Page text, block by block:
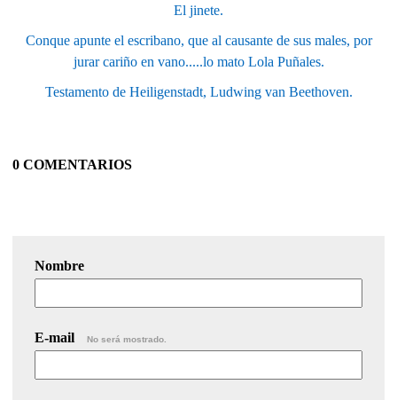
El jinete.
Conque apunte el escribano, que al causante de sus males, por
jurar cariño en vano.....lo mato Lola Puñales.
Testamento de Heiligenstadt, Ludwing van Beethoven.
0 COMENTARIOS
Nombre
E-mail No será mostrado.